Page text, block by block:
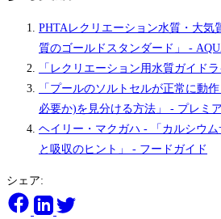
PHTAレクリエーション水質・大気
質のゴールドスタンダード」 -
「レクリエーション用水質ガイド
「プールのソルトセルが正常に動
必要か)を見分ける方法」 - プレミ
ヘイリー・マクガハ - 「カルシウ
と吸収のヒント」 - フードガイド
シェア: